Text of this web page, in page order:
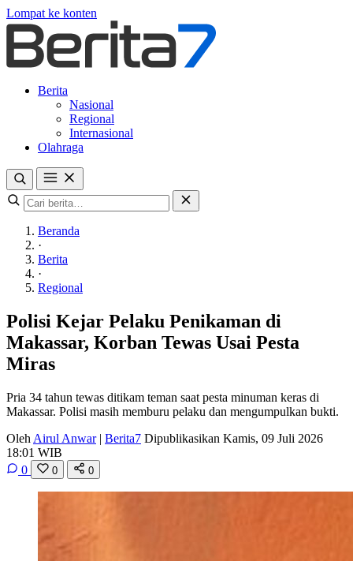
Lompat ke konten
Berita
Nasional
Regional
Internasional
Olahraga
Beranda
·
Berita
·
Regional
Polisi Kejar Pelaku Penikaman di
Makassar, Korban Tewas Usai Pesta
Miras
Pria 34 tahun tewas ditikam teman saat pesta minuman keras di
Makassar. Polisi masih memburu pelaku dan mengumpulkan bukti.
Oleh Airul Anwar | Berita7 Dipublikasikan Kamis, 09 Juli 2026
18:01 WIB
0
0 0